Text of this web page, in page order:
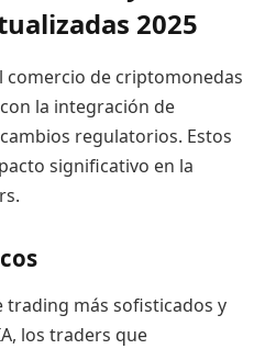
2025
comercio de criptomonedas
la integración de
regulatorios. Estos
significativo en la
trading más sofisticados y
los traders que